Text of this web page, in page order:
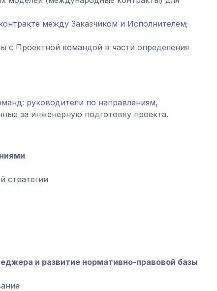
между Заказчиком и Исполнителем;
с Проектной командой в части определения
руководители по направлениям,
за инженерную подготовку проекта.
стратегии
и развитие нормативно-правовой базы